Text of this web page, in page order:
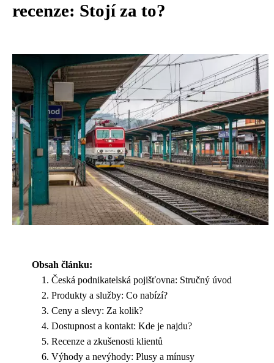
recenze: Stojí za to?
Obsah článku:
Česká podnikatelská pojišťovna: Stručný úvod
Produkty a služby: Co nabízí?
Ceny a slevy: Za kolik?
Dostupnost a kontakt: Kde je najdu?
Recenze a zkušenosti klientů
Výhody a nevýhody: Plusy a mínusy